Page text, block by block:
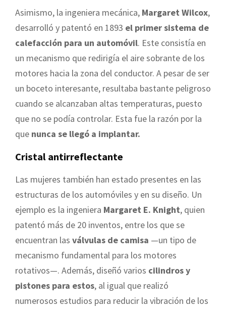
Asimismo, la ingeniera mecánica, Margaret Wilcox,
desarrolló y patentó en 1893 el primer sistema de
calefacción para un automóvil. Este consistía en
un mecanismo que redirigía el aire sobrante de los
motores hacia la zona del conductor. A pesar de ser
un boceto interesante, resultaba bastante peligroso
cuando se alcanzaban altas temperaturas, puesto
que no se podía controlar. Esta fue la razón por la
que nunca se llegó a implantar.
Cristal antirreflectante
Las mujeres también han estado presentes en las
estructuras de los automóviles y en su diseño. Un
ejemplo es la ingeniera Margaret E. Knight, quien
patentó más de 20 inventos, entre los que se
encuentran las válvulas de camisa —un tipo de
mecanismo fundamental para los motores
rotativos—. Además, diseñó varios cilindros y
pistones para estos, al igual que realizó
numerosos estudios para reducir la vibración de los